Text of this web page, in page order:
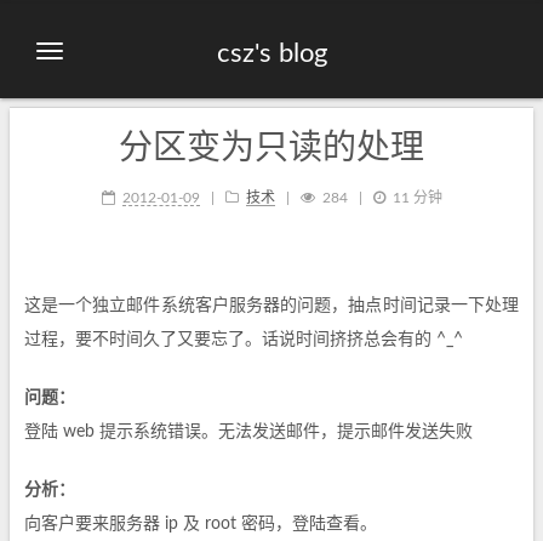
csz's blog
分区变为只读的处理
2012-01-09 技术 284 11 分钟
这是一个独立邮件系统客户服务器的问题，抽点时间记录一下处理
过程，要不时间久了又要忘了。话说时间挤挤总会有的 ^_^
问题：
登陆 web 提示系统错误。无法发送邮件，提示邮件发送失败
分析：
向客户要来服务器 ip 及 root 密码，登陆查看。